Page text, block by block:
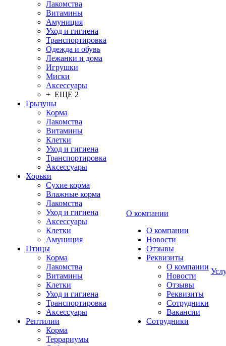
Лакомства
Витамины
Амуниция
Уход и гигиена
Транспортировка
Одежда и обувь
Лежанки и дома
Игрушки
Миски
Аксессуары
+ ЕЩЕ 2
Грызуны
Корма
Лакомства
Витамины
Клетки
Уход и гигиена
Транспортировка
Аксессуары
Хорьки
Сухие корма
Влажные корма
Лакомства
Уход и гигиена
Аксессуары
Клетки
Амуниция
Птицы
Корма
Лакомства
Витамины
Клетки
Уход и гигиена
Транспортировка
Аксессуары
Рептилии
Корма
Террариумы
О компании
О компании
Новости
Отзывы
Реквизиты
О компании
Новости
Отзывы
Реквизиты
Сотрудники
Вакансии
Сотрудники